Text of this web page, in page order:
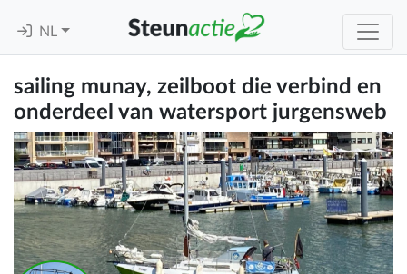
NL
sailing munay, zeilboot die verbind en
onderdeel van watersport jurgensweb